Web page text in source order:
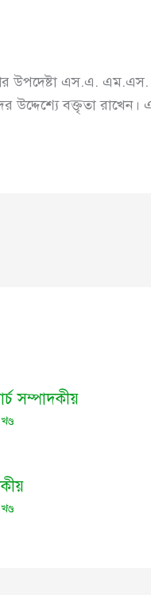
উপদেষ্টা এস.এ. এম.এস.
উদ্দেশ্যে বক্তৃতা রাখেন।
সম্পাদকীয়